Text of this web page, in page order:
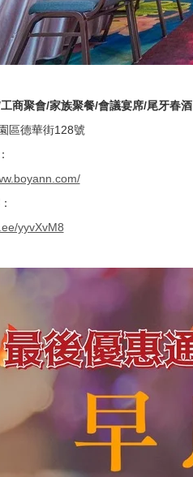
商聚會/家族聚餐/會議宴席/尾牙春酒
區德華街128號
yyvXvM8